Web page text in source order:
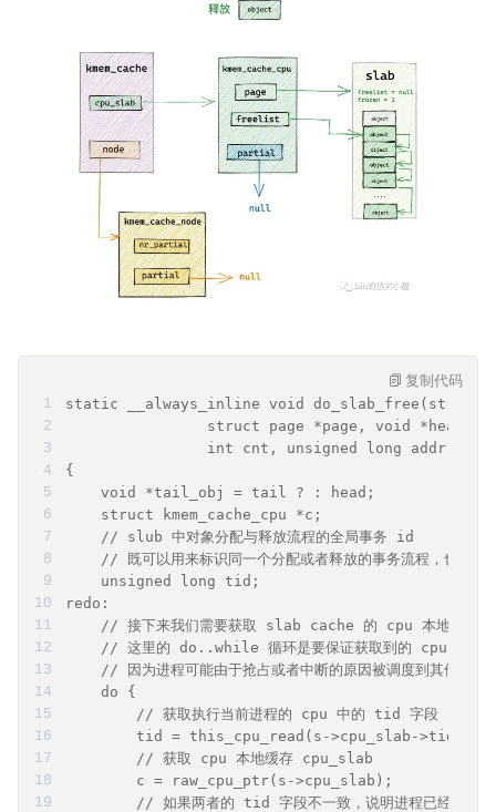
static __always_inline void do_slab_free(struct
struct page *page, void *head,
                int cnt, unsigned long addr)
{
    void *tail_obj = tail ? : head;
    struct kmem_cache_cpu *c;
    // slub 中对象分配与释放流程的全局事务 id
// 既可以用来标识同一个分配或者释放的事务流程，也可
    unsigned long tid;
redo:
    // 接下来我们需要获取 slab cache 的 cpu 本地缓存
// 这里的 do..while 循环是要保证获取到的 cpu 本地
// 因为进程可能由于抢占或者中断的原因被调度到其他
    do {
        // 获取执行当前进程的 cpu 中的 tid 字段
        tid = this_cpu_read(s->cpu_slab->tid);
        // 获取 cpu 本地缓存 cpu_slab
        c = raw_cpu_ptr(s->cpu_slab);
// 如果两者的 tid 字段不一致，说明进程已经被调
复制代码